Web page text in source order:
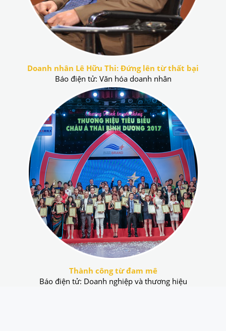
Doanh nhân Lê Hữu Thi: Đứng lên từ thất bại
Báo điện tử: Văn hóa doanh nhân
Thành công từ đam mê
Báo điện tử: Doanh nghiệp và thương hiệu